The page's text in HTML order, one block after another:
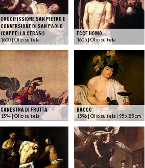
CROCIFISSIONE SAN PIETRO E
CONVERSIONE DI SAN PAOLO
(CAPPELLA CERASI)
1600 | Olio su tela
ECCE HOMO
1605 | Olio su tela
CANESTRA DI FRUTTA
1594 | Olio su tela
BACCO
1596 | Olio su tela | 95 x 85 cm.